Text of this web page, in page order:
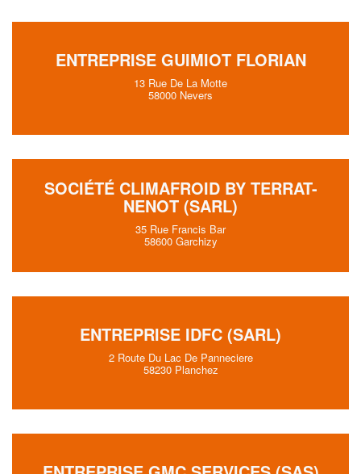
ENTREPRISE GUIMIOT FLORIAN
13 Rue De La Motte
58000 Nevers
SOCIÉTÉ CLIMAFROID BY TERRAT-
NENOT (SARL)
35 Rue Francis Bar
58600 Garchizy
ENTREPRISE IDFC (SARL)
2 Route Du Lac De Panneciere
58230 Planchez